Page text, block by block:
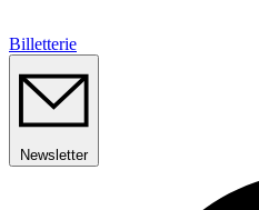
Billetterie
Newsletter